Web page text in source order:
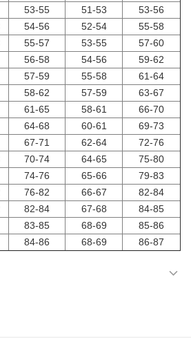
53-55 51-53
53-56
54-56 52-54
55-58
55-57 53-55
57-60
56-58 54-56
59-62
57-59 55-58
61-64
58-62 57-59
63-67
61-65 58-61
66-70
64-68 60-61
69-73
67-71 62-64
72-76
70-74 64-65
75-80
74-76 65-66
79-83
76-82 66-67
82-84
82-84 67-68
84-85
83-85 68-69
85-86
84-86 68-69 86-87